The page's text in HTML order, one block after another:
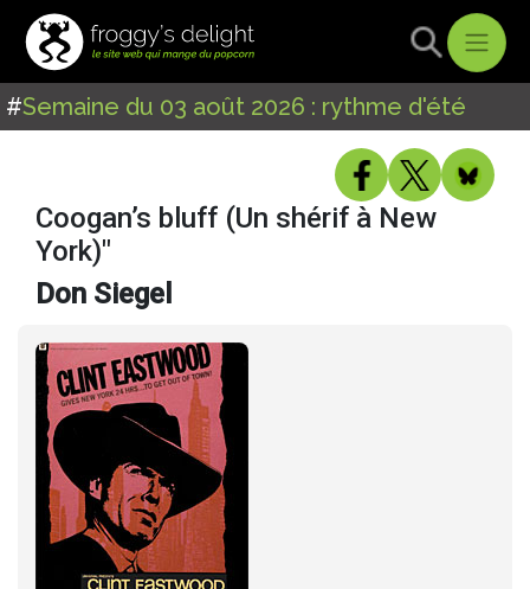
#Semaine du 03 août 2026 : rythme d'été
Coogan’s bluff (Un shérif à New
York)"
Don Siegel